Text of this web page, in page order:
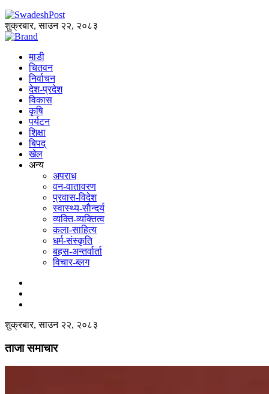
शुक्रबार, साउन २२, २०८३
माडी
चितवन
निर्वाचन
देश-प्रदेश
विकास
कृषि
पर्यटन
शिक्षा
बिपद्
खेल
अन्य
अपराध
वन-वातावरण
प्रवास-विदेश
स्वास्थ्य-साैन्दर्य
व्यक्ति-व्यक्तित्व
कला-साहित्य
धर्म-संस्कृति
बहस-अन्तर्वार्ता
विचार-ब्लग
शुक्रबार, साउन २२, २०८३
ताजा समाचार